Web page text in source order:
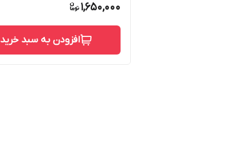
1,650,000
افزودن به سبد خرید